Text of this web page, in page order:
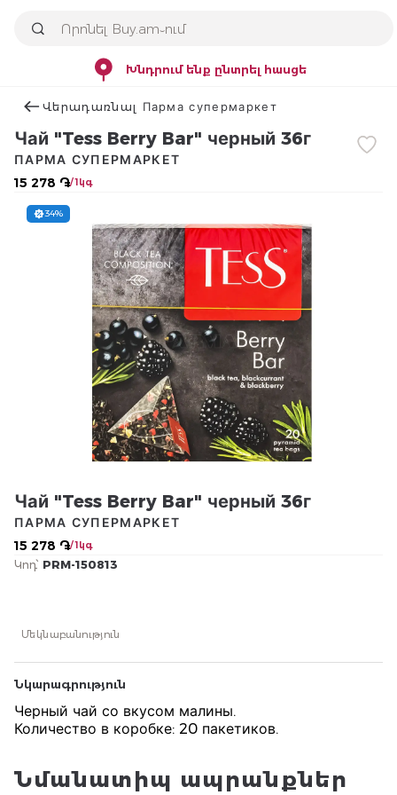
Խնդրում ենք ընտրել հասցե
Վերադառնալ Парма супермаркет
Чай "Tess Berry Bar" черный 36г
15 278 ֏/ 1կգ
ПАРМА СУПЕРМАРКЕТ
34%
Чай "Tess Berry Bar" черный 36г
15 278 ֏/ 1կգ
ПАРМА СУПЕРМАРКЕТ
Կոդ՝ PRM-150813
Մեկնաբանություն
Նկարագրություն
Черный чай со вкусом малины.
Количество в коробке: 20 пакетиков.
Նմանատիպ ապրանքներ